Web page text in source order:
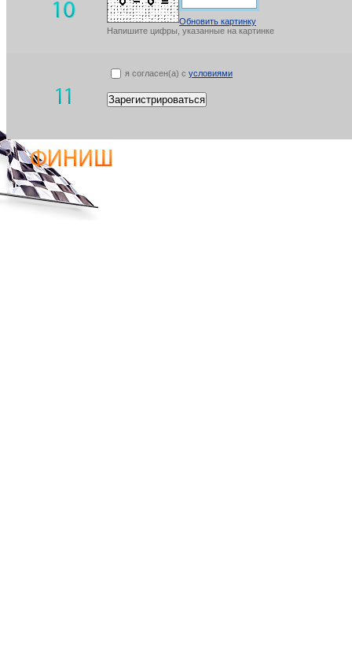
Обновить картинку
Напишите цифры, указанные на картинке
я согласен(а) с условиями
Зарегистрироваться